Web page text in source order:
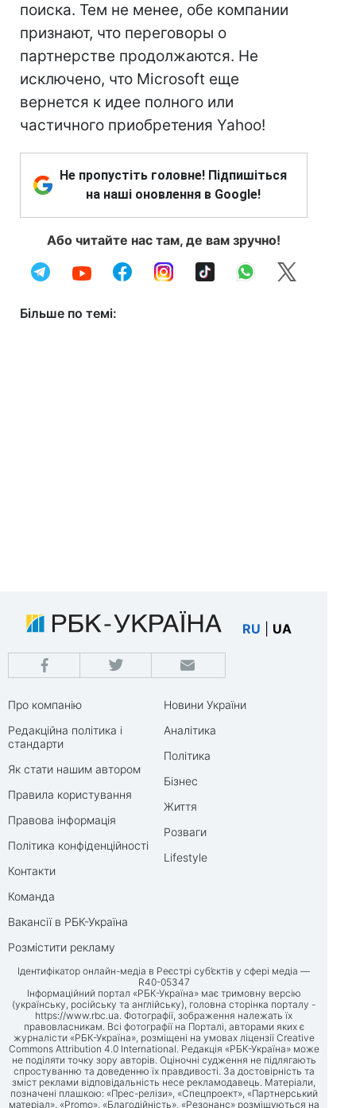
поиска. Тем не менее, обе компании
признают, что переговоры о
партнерстве продолжаются. Не
исключено, что Microsoft еще
вернется к идее полного или
частичного приобретения Yahoo!
Не пропустіть головне! Підпишіться
на наші оновлення в Google!
Або читайте нас там, де вам зручно!
Більше по темі:
RU UA
Про компанію
Редакційна політика і
стандарти
Як стати нашим автором
Правила користування
Правова інформація
Політика конфіденційності
Контакти
Команда
Вакансії в РБК-Україна
Розмістити рекламу
Новини України
Аналітика
Політика
Бізнес
Життя
Розваги
Lifestyle
Ідентифікатор онлайн-медіа в Реєстрі суб’єктів у сфері медіа —
R40-05347
Інформаційний портал «РБК-Україна» має тримовну версію
(українську, російську та англійську), головна сторінка порталу -
https://www.rbc.ua. Фотографії, зображення належать їх
правовласникам. Всі фотографії на Порталі, авторами яких є
журналісти «РБК-Україна», розміщені на умовах ліцензії Creative
Commons Attribution 4.0 International. Редакція «РБК-Україна» може
не поділяти точку зору авторів. Оціночні судження не підлягають
спростуванню та доведенню їх правдивості. За достовірність та
зміст реклами відповідальність несе рекламодавець. Матеріали,
позначені плашкою: «Прес-релізи», «Спецпроект», «Партнерський
матеріал», «Promo», «Благодійність», «Резонанс» розміщуються на